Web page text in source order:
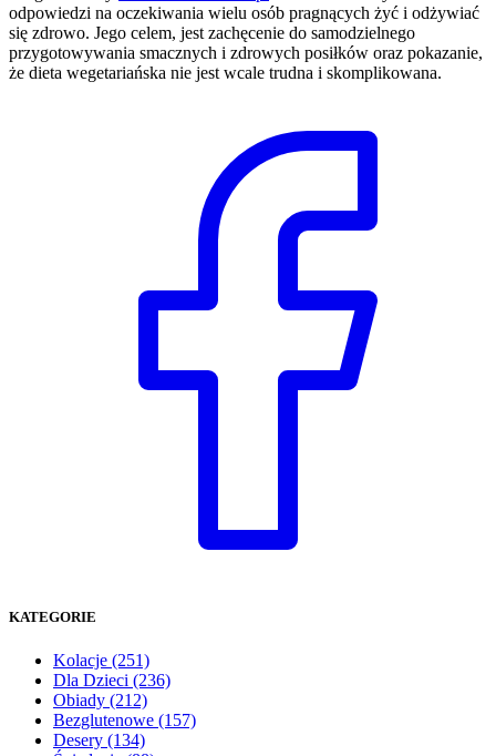
odpowiedzi na oczekiwania wielu osób pragnących żyć i odżywiać
się zdrowo. Jego celem, jest zachęcenie do samodzielnego
przygotowywania smacznych i zdrowych posiłków oraz pokazanie,
że dieta wegetariańska nie jest wcale trudna i skomplikowana.
KATEGORIE
Kolacje (251)
Dla Dzieci (236)
Obiady (212)
Bezglutenowe (157)
Desery (134)